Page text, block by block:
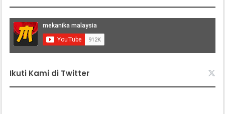
Ikuti Kami di Twitter